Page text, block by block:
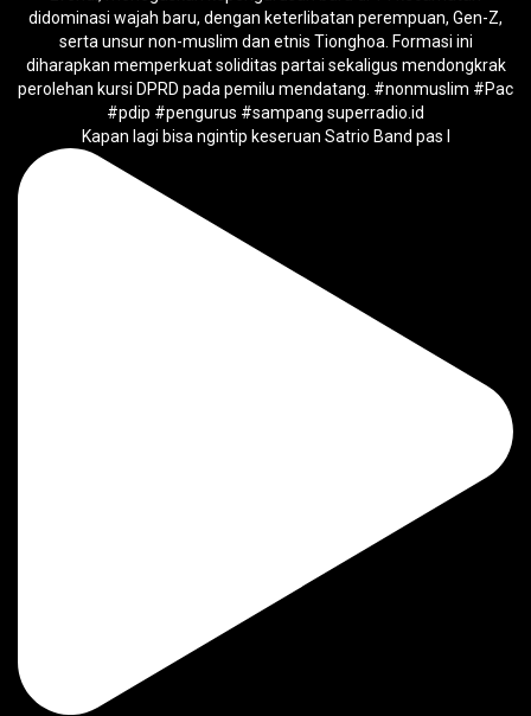
Kapan lagi bisa ngintip keseruan Satrio Band pas l